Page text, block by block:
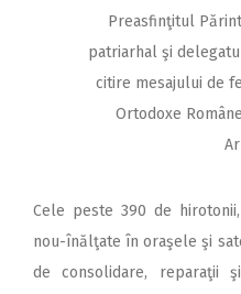
Preasfinţitul
patriarhal şi
citire mesajului de
Ortodoxe
Cele peste 390 de
nou-înălţate în oraşele şi
de consolidare, reparaţii